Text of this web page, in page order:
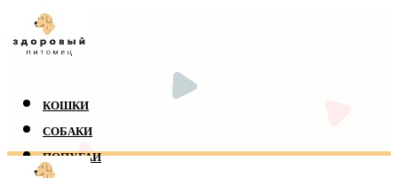
КОШКИ
СОБАКИ
ПОПУГАИ